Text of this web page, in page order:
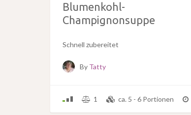
Blumenkohl-
Champignonsuppe
Schnell zubereitet
By Tatty
1 ca. 5 - 6 Portionen